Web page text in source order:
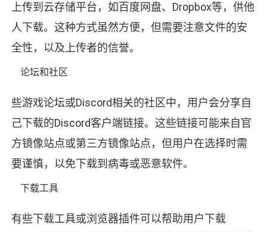
上传到云存储平台，如百度网盘、Dropbox等，供他
人下载。这种方式虽然方便，但需要注意文件的安
全性，以及上传者的信誉。
论坛和社区
些游戏论坛或Discord相关的社区中，用户会分享自
己下载的Discord客户端链接。这些链接可能来自官
方镜像站点或第三方镜像站点，但用户在选择时需
要谨慎，以免下载到病毒或恶意软件。
下载工具
有些下载工具或浏览器插件可以帮助用户下载